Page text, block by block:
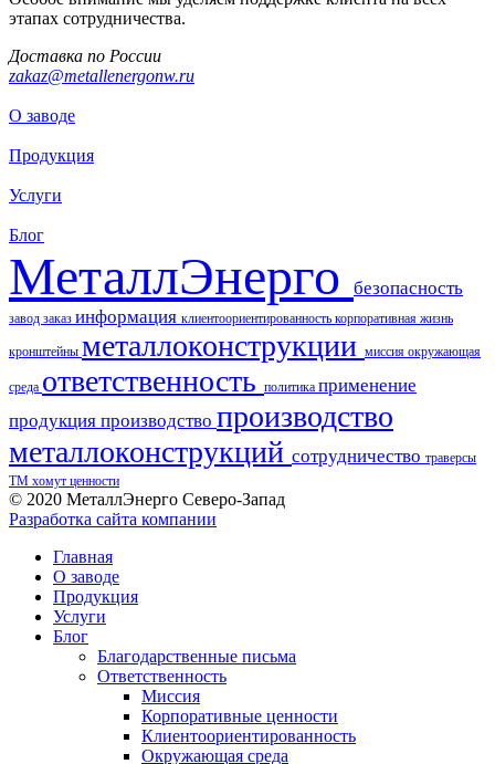
этапах сотрудничества.
Доставка по России
zakaz@metallenergonw.ru
О заводе
Продукция
Услуги
Блог
МеталлЭнерго безопасность
завод заказ информация клиентоориентированность корпоративная жизнь
кронштейны металлоконструкции миссия окружающая
среда ответственность политика применение
продукция производство производство
металлоконструкций сотрудничество траверсы
ТМ хомут ценности
© 2020 МеталлЭнерго Северо-Запад
Разработка сайта компании
Главная
О заводе
Продукция
Услуги
Блог
Благодарственные письма
Ответственность
Миссия
Корпоративные ценности
Клиентоориентированность
Окружающая среда